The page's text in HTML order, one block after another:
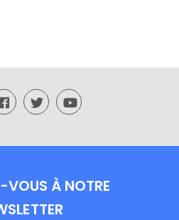
VOUS À NOTRE